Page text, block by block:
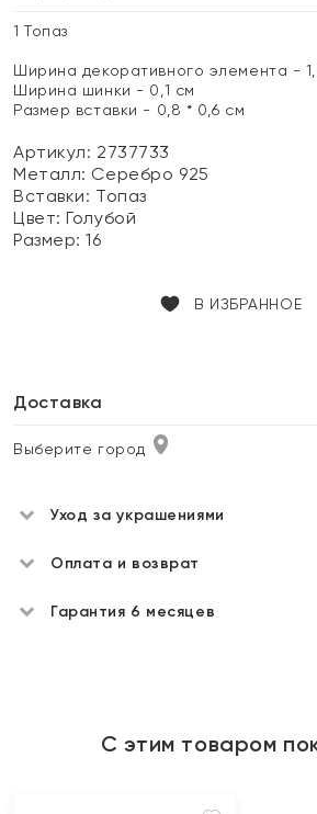
1 Топаз
Ширина декоративного элемента -
Ширина шинки - 0,1 см
Размер вставки - 0,8 * 0,6 см
Артикул: 2737733
Металл: Серебро 925
Вставки: Топаз
Цвет:Голубой
Размер:16
В ИЗБРАННОЕ
Доставка
Выберите город
Уход за украшениями
Оплата и возврат
Гарантия 6 месяцев
С этим товаром